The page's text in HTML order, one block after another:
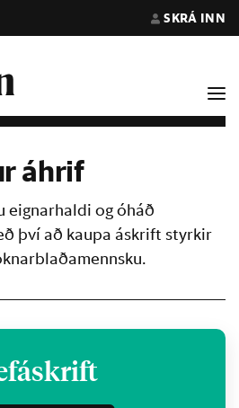
SKRÁ INN
áhrif
eignarhaldi og óháð
því að kaupa áskrift styrkir